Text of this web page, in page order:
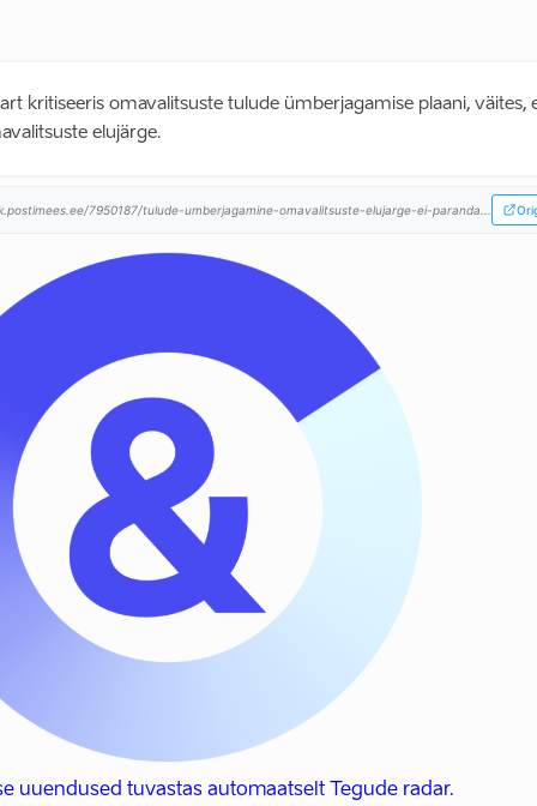
kritiseeris omavalitsuste tulude ümberjagamise plaani, väites,
elujärge.
7950187/tulude-umberjagamine-omavalitsuste-elujarge-ei-paranda...
uuendused tuvastas automaatselt Tegude radar.